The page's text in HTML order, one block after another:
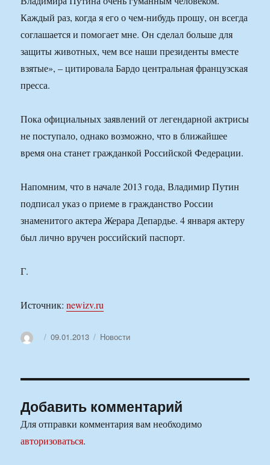
Каждый раз, когда я его о чем-нибудь прошу, он всегда
соглашается и помогает мне. Он сделал больше для
защиты животных, чем все наши президенты вместе
взятые», – цитировала Бардо центральная французская
пресса.
Пока официальных заявлений от легендарной актрисы
не поступало, однако возможно, что в ближайшее
время она станет гражданкой Российской Федерации.
Напомним, что в начале 2013 года, Владимир Путин
подписал указ о приеме в гражданство России
знаменитого актера Жерара Депардье. 4 января актеру
был лично вручен российский паспорт.
Г.
Источник:newizv.ru
АвторОпубликовано
09.01.2013 Рубрики
Новости
Добавить комментарий
Для отправки комментария вам необходимо
авторизоваться.